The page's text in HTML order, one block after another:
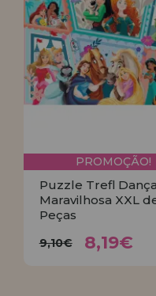
PROMOÇÃO!
Puzzle Trefl Dança
Maravilhosa XXL
Peças
9,10€ 8,19€